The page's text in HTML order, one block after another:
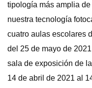
tipología más amplia
nuestra tecnología
cuatro aulas escolares
del 25 de mayo de
sala de exposición de
14 de abril de 2021 al